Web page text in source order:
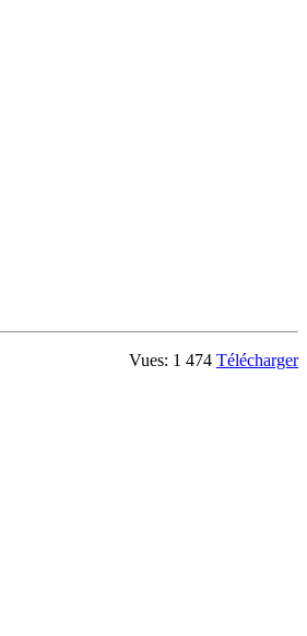
Vues: 1 474 Télécharger